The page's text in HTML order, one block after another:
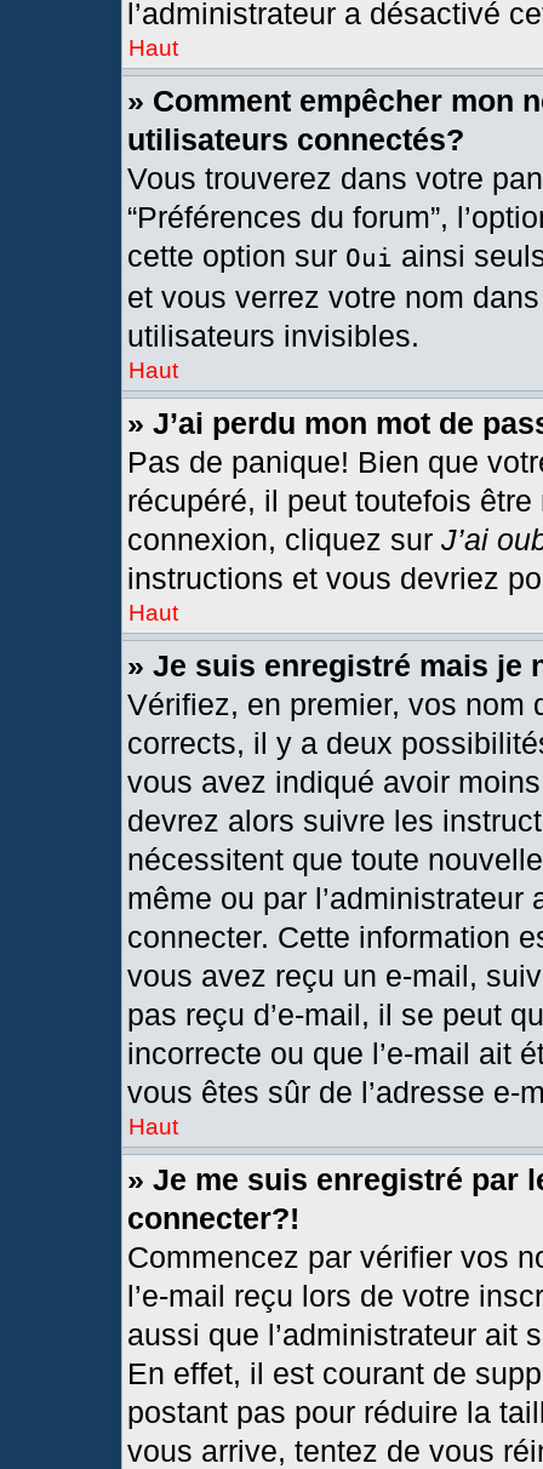
l’administrateur a désactivé
Haut
» Comment empêcher mon
utilisateurs connectés?
Vous trouverez dans votre
“Préférences du forum”,
cette option sur Oui ainsi
et vous verrez votre nom
utilisateurs invisibles.
Haut
» J’ai perdu mon mot de
Pas de panique! Bien que
récupéré, il peut toutefois
connexion, cliquez sur J’ai
instructions et vous devriez
Haut
» Je suis enregistré mais je
Vérifiez, en premier, vos nom
corrects, il y a deux
vous avez indiqué avoir
devrez alors suivre les
nécessitent que toute
même ou par
connecter. Cette information
vous avez reçu un e-mail,
pas reçu d’e-mail, il se peut
incorrecte ou que l’e-mail ait
vous êtes sûr de l’adresse e-
Haut
» Je me suis enregistré par
connecter?!
Commencez par vérifier vos
l’e-mail reçu lors de votre
aussi que l’administrateur ait
En effet, il est courant de
postant pas pour réduire la
vous arrive, tentez de vous